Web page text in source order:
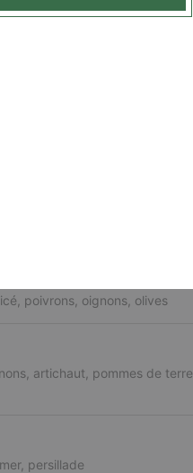
poivrons, oignons, olives
artichaut, pommes de terre,
persillade